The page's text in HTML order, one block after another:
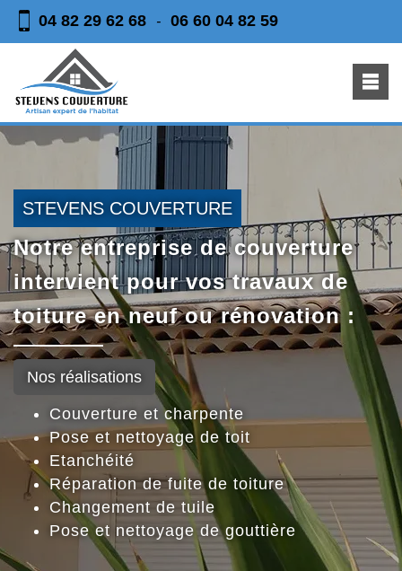
04 82 29 62 68 - 06 60 04 82 59
STEVENS COUVERTURE
Notre entreprise de couverture
intervient pour vos travaux de
toiture en neuf ou rénovation :
Nos réalisations
Couverture et charpente
Pose et nettoyage de toit
Etanchéité
Réparation de fuite de toiture
Changement de tuile
Pose et nettoyage de gouttière